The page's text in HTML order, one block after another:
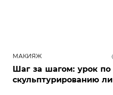
МАКИЯЖ
Шаг за шагом: урок по
скульптурированию